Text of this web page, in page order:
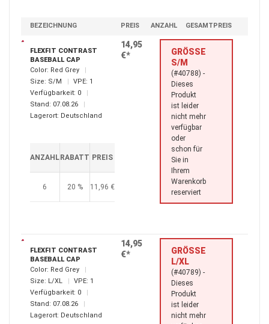
BEZEICHNUNG PREIS ANZAHL GESAMTPREIS
FLEXFIT CONTRAST
BASEBALL CAP
Color: Red Grey
Size: S/M VPE: 1
Verfügbarkeit: 0
Stand: 07.08.26
Lagerort: Deutschland
ANZAHL RABATT PREIS
6 20 % 11,96 €
14,95
€*
GRÖSSE S
/M
(#40788) -
Dieses
Produkt
ist leider
nicht mehr
verfügbar
oder
schon für
Sie in
Ihrem
Warenkorb
reserviert
FLEXFIT CONTRAST
BASEBALL CAP
Color: Red Grey
Size: L/XL VPE: 1
Verfügbarkeit: 0
Stand: 07.08.26
Lagerort: Deutschland
14,95
€*
GRÖSSE L
/XL
(#40789) -
Dieses
Produkt
ist leider
nicht mehr